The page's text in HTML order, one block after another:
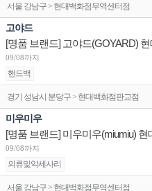
서울 강남구 > 현대백화점무역센터점
고야드
09/08까지
핸드백
경기 성남시 분당구 > 현대백화점판교점
미우미우
09/08까지
의류및악세사리
서울 강남구 > 현대백화점무역센터점